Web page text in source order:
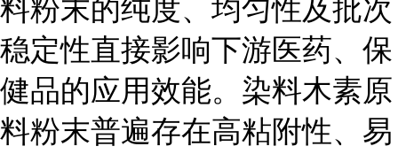
料粉末的纯度、均匀性及批次
稳定性直接影响下游医药、保
健品的应用效能。染料木素原
料粉末普遍存在高粘附性、易